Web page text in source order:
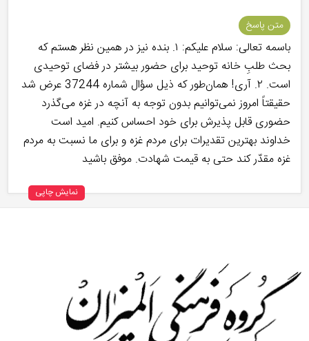
متن پاسخ
باسمه تعالی: سلام علیکم: ۱. بنده نیز در همین نظر هستم که
بحث طلبِ خانه توحید برای حضور بیشتر در فضای توحیدی
است. ۲. آری! همان‌طور که ذیل سؤال شماره 37244 عرض شد
حقیقتاً امروز نمی‌توانیم بدون توجه به آنچه در غزه می‌گذرد
حضوری قابل پذیرش برای خود احساس کنیم. امید است
خداوند بهترین تقدیرات برای مردم غزه و برای ما نسبت به مردم
غزه مقدّر کند حتی به قیمت شهادت. موفق باشید
نمایش چاپی